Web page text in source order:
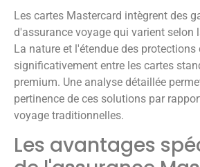
Les cartes Mastercard intègrent des
d'assurance voyage qui varient selon
La nature et l'étendue des
significativement entre les cartes
premium. Une analyse détaillée
pertinence de ces solutions par
voyage traditionnelles.
Les avantages